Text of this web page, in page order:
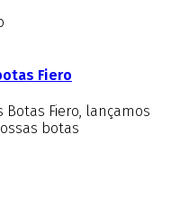
Fiero
Botas Fiero, lançamos
botas